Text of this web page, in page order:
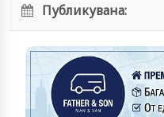
Публикувана: